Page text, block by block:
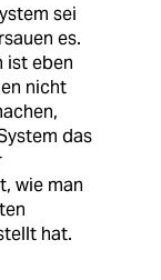
sei
es.
ist eben
nicht
das
wie man
hat.